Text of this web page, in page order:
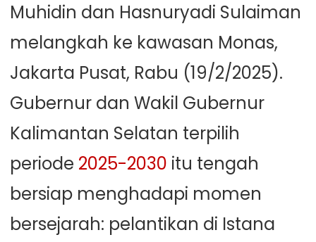
Muhidin dan Hasnuryadi Sulaiman
melangkah ke kawasan Monas,
Jakarta Pusat, Rabu (19/2/2025).
Gubernur dan Wakil Gubernur
Kalimantan Selatan terpilih
periode 2025-2030 itu tengah
bersiap menghadapi momen
bersejarah: pelantikan di Istana